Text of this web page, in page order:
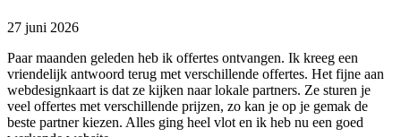
27 juni 2026
Paar maanden geleden heb ik offertes ontvangen. Ik kreeg een
vriendelijk antwoord terug met verschillende offertes. Het fijne aan
webdesignkaart is dat ze kijken naar lokale partners. Ze sturen je
veel offertes met verschillende prijzen, zo kan je op je gemak de
beste partner kiezen. Alles ging heel vlot en ik heb nu een goed